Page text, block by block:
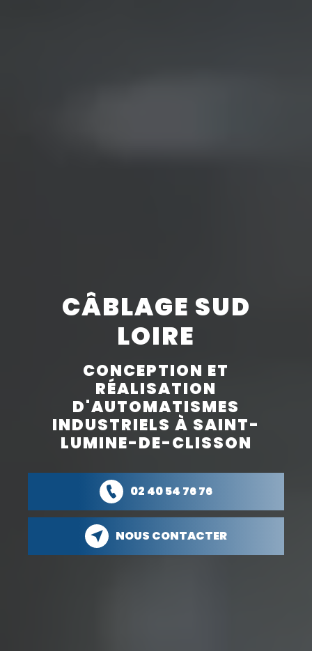
CÂBLAGE SUD
LOIRE
CONCEPTION ET
RÉALISATION
D'AUTOMATISMES
INDUSTRIELS À SAINT-
LUMINE-DE-CLISSON
02 40 54 76 76
NOUS CONTACTER